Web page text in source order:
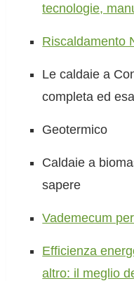
tecnologie,
Riscaldamento
Le caldaie a
completa ed
Geotermico
Caldaie a
sapere
Vademecum
Efficienza
altro: il meglio